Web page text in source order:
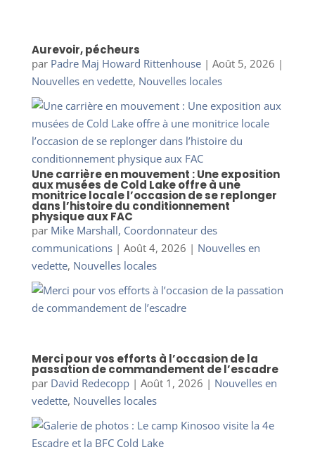
Aurevoir, pécheurs
par Padre Maj Howard Rittenhouse| Août 5, 2026 |
Nouvelles en vedette, Nouvelles locales
Une carrière en mouvement : Une exposition
aux musées de Cold Lake offre à une
monitrice locale l’occasion de se replonger
dans l’histoire du conditionnement
physique aux FAC
par Mike Marshall, Coordonnateur des
communications| Août 4, 2026 | Nouvelles en
vedette, Nouvelles locales
Merci pour vos efforts à l’occasion de la
passation de commandement de l’escadre
par David Redecopp| Août 1, 2026 | Nouvelles en
vedette, Nouvelles locales